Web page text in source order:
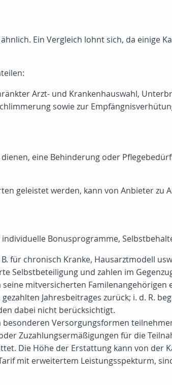
Ein Vergleich lohnt sich, da einige
Arzt- und Krankenhauswahl,
sowie zur
eine Behinderung oder
geleistet werden, kann von Anbieter zu
Bonusprogramme,
für chronisch Kranke, Hausarztmodell
Selbstbeteiligung und zahlen im
mitversicherten Familenangehörigen
Jahresbeitrages zurück; i. d. R.
dabei nicht berücksichtigt.
Versorgungsformen
Zuzahlungsermäßigungen für die
Die Höhe der Erstattung kann von der
mit erweitertem Leistungsspekturm,